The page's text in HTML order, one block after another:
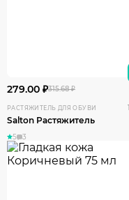
279.00 ₽315.68 ₽
РАСТЯЖИТЕЛЬ ДЛЯ ОБУВИ
Salton Растяжитель
5 3